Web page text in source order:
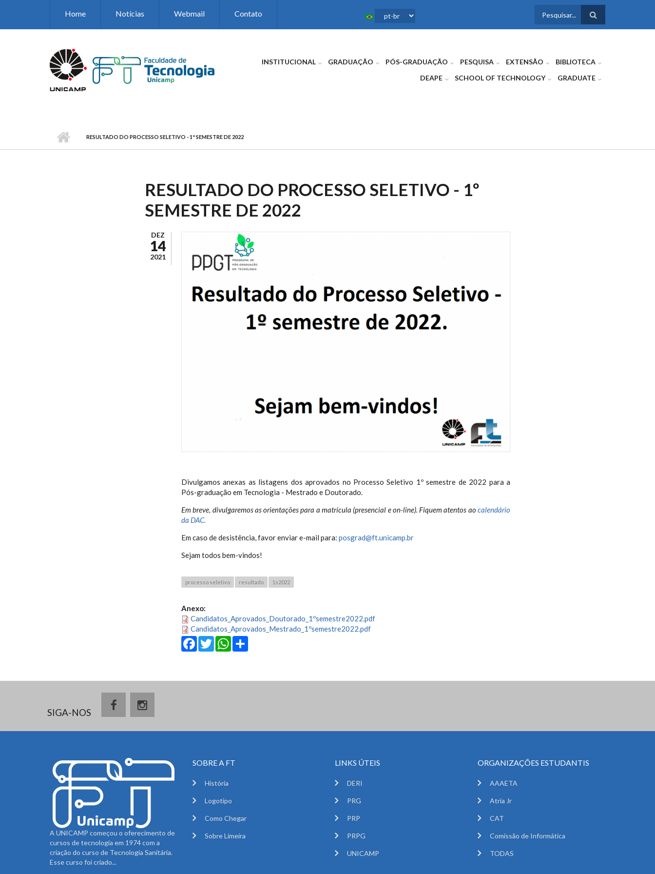
Home Notícias Webmail Contato
FORMULÁRIO
INSTITUCIONAL GRADUAÇÃO PÓS-GRADUAÇÃO PESQUISA EXTENSÃO
BIBLIOTECA
DEAPE
SCHOOL OF TECHNOLOGY GRADUATE
RESULTADO DO PROCESSO SELETIVO - 1º SEMESTRE DE 2022
RESULTADO DO PROCESSO SELETIVO - 1º
SEMESTRE DE 2022
DEZ
14
2021
Divulgamos anexas as listagens dos aprovados no Processo Seletivo 1º semestre de 2022 para a
Pós-graduação em Tecnologia - Mestrado e Doutorado.
Em breve, divulgaremos as orientações para a matrícula (presencial e on-line). Fiquem atentos ao calendário
da DAC.
Em caso de desistência, favor enviar e-mail para: posgrad@ft.unicamp.br
Sejam todos bem-vindos!
processo seletivo resultado 1s2022
Anexo:
Candidatos_Aprovados_Doutorado_1ºsemestre2022.pdf
Candidatos_Aprovados_Mestrado_1ºsemestre2022.pdf
Facebook
Twitter
WhatsApp
SIGA-NOS
A UNICAMP começou o oferecimento de
cursos de tecnologia em 1974 com a
criação do curso de Tecnologia Sanitária.
Esse curso foi criado...
SOBRE A FT
História
Logotipo
Como Chegar
Sobre Limeira
LINKS ÚTEIS
DERI
PRG
PRP
PRPG
UNICAMP
ORGANIZAÇÕES ESTUDANTIS
AAAETA
Atria Jr
CAT
Comissão de Informática
TODAS